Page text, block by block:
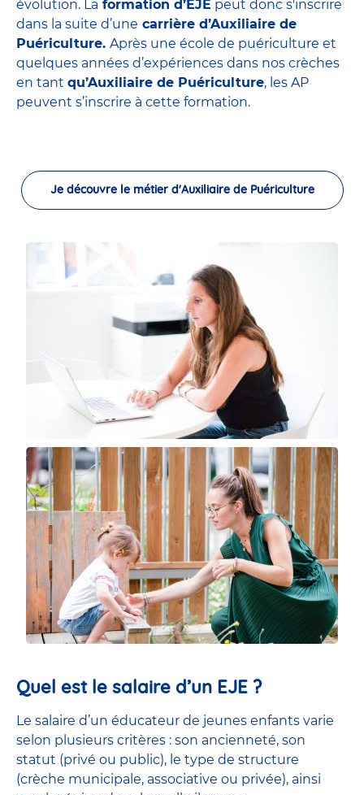
évolution. La formation d’EJE peut donc s'inscrire
dans la suite d’une carrière d’Auxiliaire de
Puériculture. Après une école de puériculture et
quelques années d’expériences dans nos crèches
en tant qu’Auxiliaire de Puériculture, les AP
peuvent s’inscrire à cette formation.
Je découvre le métier d'Auxiliaire de Puériculture
Quel est le salaire d’un EJE ?
Le salaire d’un éducateur de jeunes enfants varie
selon plusieurs critères : son ancienneté, son
statut (privé ou public), le type de structure
(crèche municipale, associative ou privée), ainsi